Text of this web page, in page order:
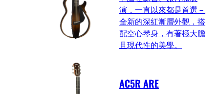
演，一直以來都是首選－
全新的深紅漸層外觀，搭
配空心琴身，有著極大膽
且現代性的美學。
AC5R ARE